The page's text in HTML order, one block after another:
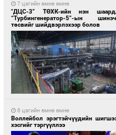
7 цагийн өмнө өмнө
"ДЦС-3” ТӨХК-ийн нэн
“Турбингенератор-5”-ын
төсвийг шийдвэрлэхээр болов
8 цагийн өмнө өмнө
Воллейбол эрэгтэйчүүдийн
хэсгийг тэргүүллээ